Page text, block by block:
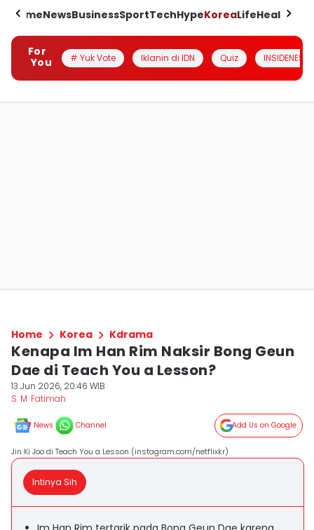
HomeNewsBusinessSportTechHypeKoreaLifeHealth
For
You
# Yuk Vote Iklanin di IDN Quiz INSIDENESIA
Home Korea Kdrama
Kenapa Im Han Rim Naksir Bong Geun
Dae di Teach You a Lesson?
13 Jun 2026, 20:46 WIB
S. M. Fatimah
News Channel Add Us on Google
Jin Ki Joo di Teach You a Lesson (instagram.com/netflixkr)
Intinya Sih